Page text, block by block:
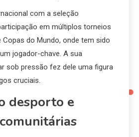
com a seleção
em múltiplos torneios
Copas do Mundo, onde tem sido
jogador-chave. A sua
sob pressão fez dele uma figura
cruciais.
desporto e